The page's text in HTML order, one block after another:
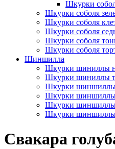
Шкурки
Шкурки соболя
Шкурки соболя
Шкурки соболя
Шкурки соболя
Шкурки соболя
Шиншилла
Шкурки шиниллы
Шкурки шиниллы
Шкурки шиншиллы
Шкурки шиншиллы
Шкурки шиншиллы
Шкурки
Свакара